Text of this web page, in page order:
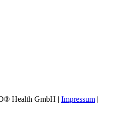
Health GmbH | Impressum |